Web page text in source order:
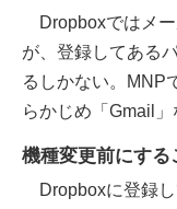
Dropboxではメー
が、登録してある
るしかない。MNP
らかじめ「Gmail」
機種変更前にする
Dropboxに登録し